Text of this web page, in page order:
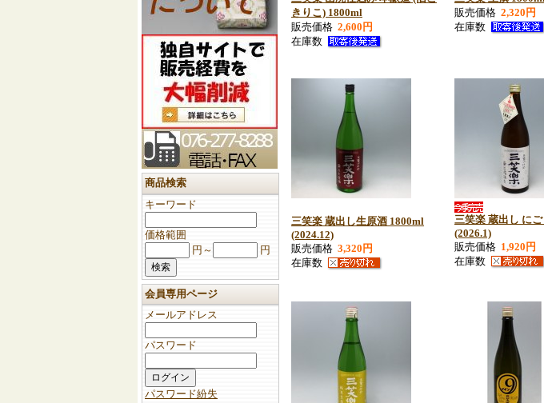
商品検索
キーワード
価格範囲
円～
円
会員専用ページ
メールアドレス
パスワード
パスワード紛失
きりこ) 1800ml
販売価格 2,600円
在庫数
販売価格 2,320円
在庫数
三笑楽 蔵出し生原酒 1800ml
(2024.12)
販売価格 3,320円
在庫数
三笑楽 蔵出し に
(2026.1)
販売価格 1,920円
在庫数